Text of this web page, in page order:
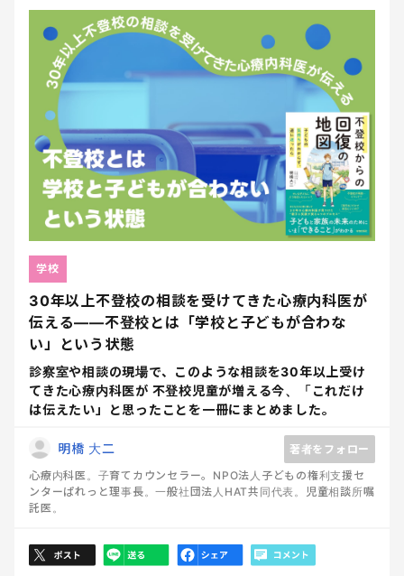
30年以上不登校の相談を受けてきた心療内科医が
伝える――不登校とは「学校と子どもが合わな
い」という状態
診察室や相談の現場で、このような相談を30年以上受け
てきた心療内科医が 不登校児童が増える今、「これだけ
は伝えたい」と思ったことを一冊にまとめました。
学校
明橋 大二
著者をフォロー
心療内科医。子育てカウンセラー。NPO法人子どもの権利支援セ
ンターぱれっと理事長。一般社団法人HAT共同代表。児童相談所嘱
託医。